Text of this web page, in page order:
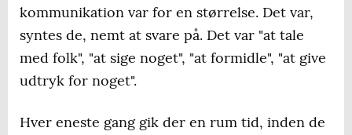
kommunikation var for en størrelse. Det var,
syntes de, nemt at svare på. Det var "at tale
med folk", "at sige noget", "at formidle", "at give
udtryk for noget".
Hver eneste gang gik der en rum tid, inden de